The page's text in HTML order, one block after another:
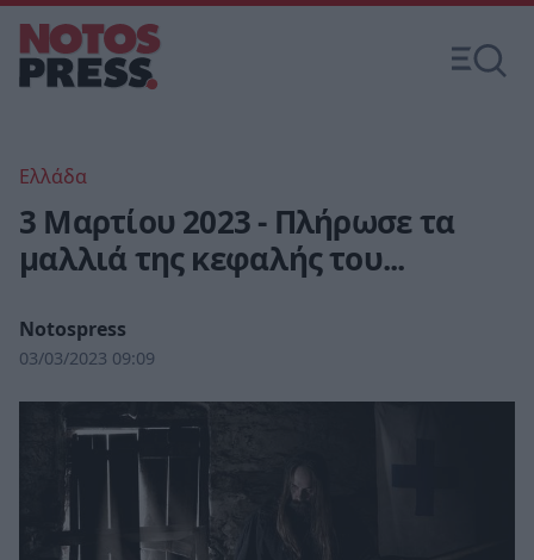
Ελλάδα
3 Μαρτίου 2023 - Πλήρωσε τα
μαλλιά της κεφαλής του...
Notospress
03/03/2023 09:09